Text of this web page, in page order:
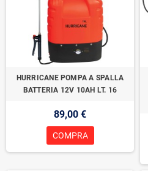
HURRICANE POMPA A SPALLA
BATTERIA 12V 10AH LT. 16
89,00 €
COMPRA